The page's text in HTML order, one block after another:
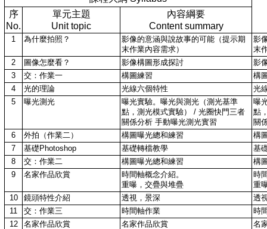
序
No.
單元主題
Unit topic
內容綱要
Content summary
1 為什麼拍照？
影像的意涵與說故事的可能（提示期
末作業內容需求）
影
末
2
圖像怎麼看？ 影像構圖形成探討
影
3
交：作業一 構圖練習
構
4
光的理論 光線六個特性
光
5
曝光測光
曝光實驗。曝光與測光（測光基準
點，測光模式實驗） / 光圈快門三者
關係分析 手動曝光測光實習
曝
點
關
6
外拍（作業二） 構圖曝光總和練習
構
7
基礎Photoshop 基礎轉檔教學
基
8
交：作業二 構圖曝光總和練習
構
9
名家作品欣賞
時間軸概念介紹。
重曝，交疊與堆疊
時
重
10
鏡頭特性介紹 透視，景深
透
11
交：作業三 時間軸作業
時
12
名家作品欣賞 名家作品欣賞
名